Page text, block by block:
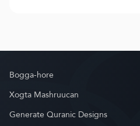
Bogga-hore
Xogta Mashruucan
Generate Quranic Designs